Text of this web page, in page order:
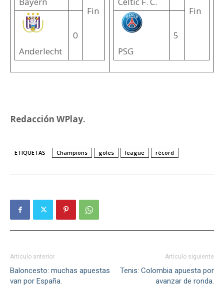
Fin
Anderlecht
0
Fin
PSG
5
Redacción WPlay.
ETIQUETAS Champions goles league récord
Artículo anterior
Baloncesto: muchas apuestas
van por España.
Artículo siguiente
Tenis: Colombia apuesta por
avanzar de ronda.